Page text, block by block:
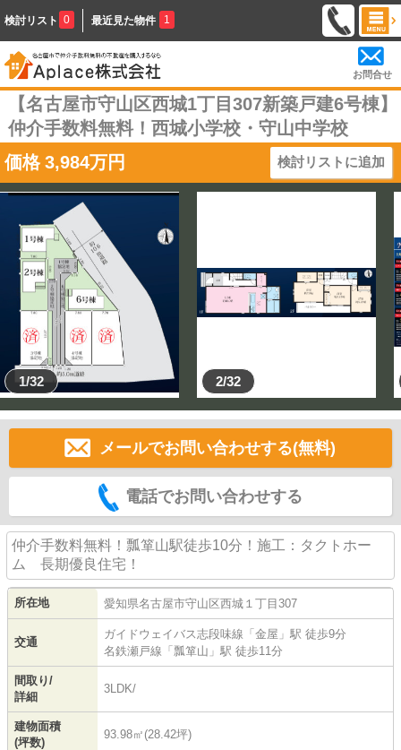
検討リスト 0 最近見た物件 1
お問合せ
【名古屋市守山区西城1丁目307新築戸建6号棟】
仲介手数料無料！西城小学校・守山中学校
価格 3,984万円 検討リストに追加
1/32 2/32
メールでお問い合わせする(無料)
電話でお問い合わせする
仲介手数料無料！瓢箪山駅徒歩10分！施工：タクトホー
ム 長期優良住宅！
所在地 愛知県名古屋市守山区西城 １丁目307
交通
ガイドウェイバス志段味線 「 金屋 」駅 徒歩9分
名鉄瀬戸線 「 瓢箪山 」駅 徒歩11分
間取り/
詳細
3LDK/
建物面積
(坪数)
93.98㎡(28.42坪)